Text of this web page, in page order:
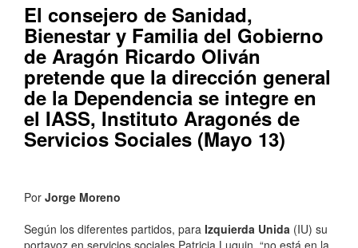
El consejero de Sanidad,
Bienestar y Familia del Gobierno
de Aragón Ricardo Oliván
pretende que la dirección general
de la Dependencia se integre en
el IASS, Instituto Aragonés de
Servicios Sociales (Mayo 13)
Por Jorge Moreno
Según los diferentes partidos, para Izquierda Unida (IU) su